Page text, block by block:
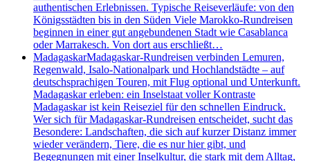
authentischen Erlebnissen. Typische Reiseverläufe: von den
Königsstädten bis in den Süden Viele Marokko-Rundreisen
beginnen in einer gut angebundenen Stadt wie Casablanca
oder Marrakesch. Von dort aus erschließt…
MadagaskarMadagaskar-Rundreisen verbinden Lemuren,
Regenwald, Isalo-Nationalpark und Hochlandstädte – auf
deutschsprachigen Touren, mit Flug optional und Unterkunft.
Madagaskar erleben: ein Inselstaat voller Kontraste
Madagaskar ist kein Reiseziel für den schnellen Eindruck.
Wer sich für Madagaskar-Rundreisen entscheidet, sucht das
Besondere: Landschaften, die sich auf kurzer Distanz immer
wieder verändern, Tiere, die es nur hier gibt, und
Begegnungen mit einer Inselkultur, die stark mit dem Alltag,